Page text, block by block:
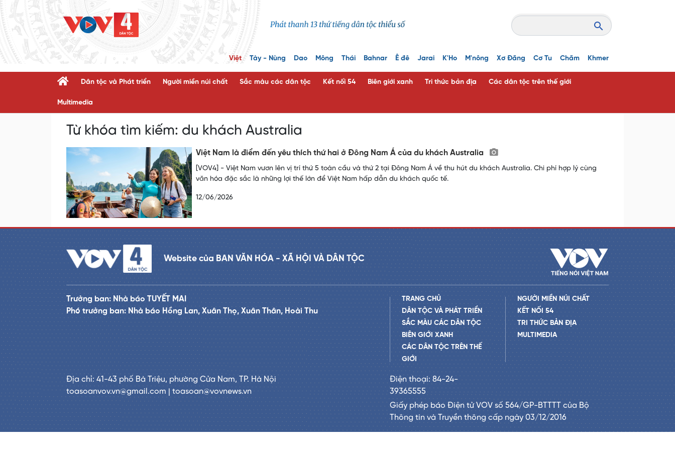
Việt Tày - Nùng Dao Mông Thái Bahnar Ê đê Jarai K'Ho M'nông Xơ Đăng Cơ Tu Chăm Khmer
Dân tộc và Phát triển Người miền núi chất Sắc màu các dân tộc Kết nối 54 Biên giới xanh Tri thức bản địa Các dân tộc trên thế giới
Multimedia
Từ khóa tìm kiếm: du khách Australia
Việt Nam là điểm đến yêu thích thứ hai ở Đông Nam Á của du khách Australia
[VOV4] - Việt Nam vươn lên vị trí thứ 5 toàn cầu và thứ 2 tại Đông Nam Á về thu hút du khách Australia. Chi phí hợp lý cùng
văn hóa đặc sắc là những lợi thế lớn để Việt Nam hấp dẫn du khách quốc tế.
12/06/2026
Website của BAN VĂN HÓA - XÃ HỘI VÀ DÂN TỘC
Trưởng ban: Nhà báo TUYẾT MAI
Phó trưởng ban: Nhà báo Hồng Lan, Xuân Thọ, Xuân Thân, Hoài Thu
TRANG CHỦ
DÂN TỘC VÀ PHÁT TRIỂN
SẮC MÀU CÁC DÂN TỘC
BIÊN GIỚI XANH
CÁC DÂN TỘC TRÊN THẾ
GIỚI
NGƯỜI MIỀN NÚI CHẤT
KẾT NỐI 54
TRI THỨC BẢN ĐỊA
MULTIMEDIA
Địa chỉ: 41-43 phố Bà Triệu, phường Cửa Nam, TP. Hà Nội
toasoanvov.vn@gmail.com | toasoan@vovnews.vn
Điện thoại: 84-24-
39365555
Giấy phép báo Điện tử VOV số 564/GP-BTTTT của Bộ
Thông tin và Truyền thông cấp ngày 03/12/2016